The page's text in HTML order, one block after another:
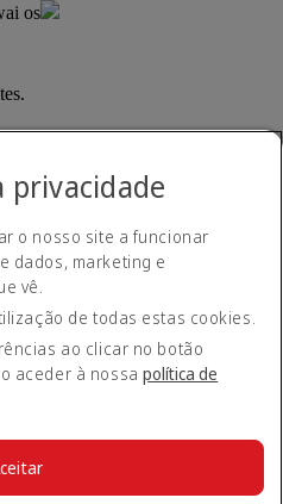
os
privacidade
o nosso site a funcionar
dados, marketing e
vê.
de todas estas cookies.
ao clicar no botão
aceder à nossapolítica de